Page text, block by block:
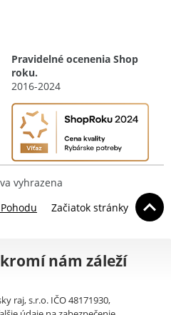
Pravidelné ocenenia Shop
roku.
2016-2024
vyhrazena
Začiatok stránky
nám záleží
raj, s.r.o. IČO 48171930,